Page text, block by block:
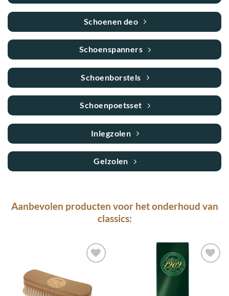
Schoenen deo
Schoenspanners
Schoenborstels
Schoenpoetsset
Inlegzolen
Gelzolen
Aanbevolen producten voor het onderhoud van
classics:
aan
wenslijst